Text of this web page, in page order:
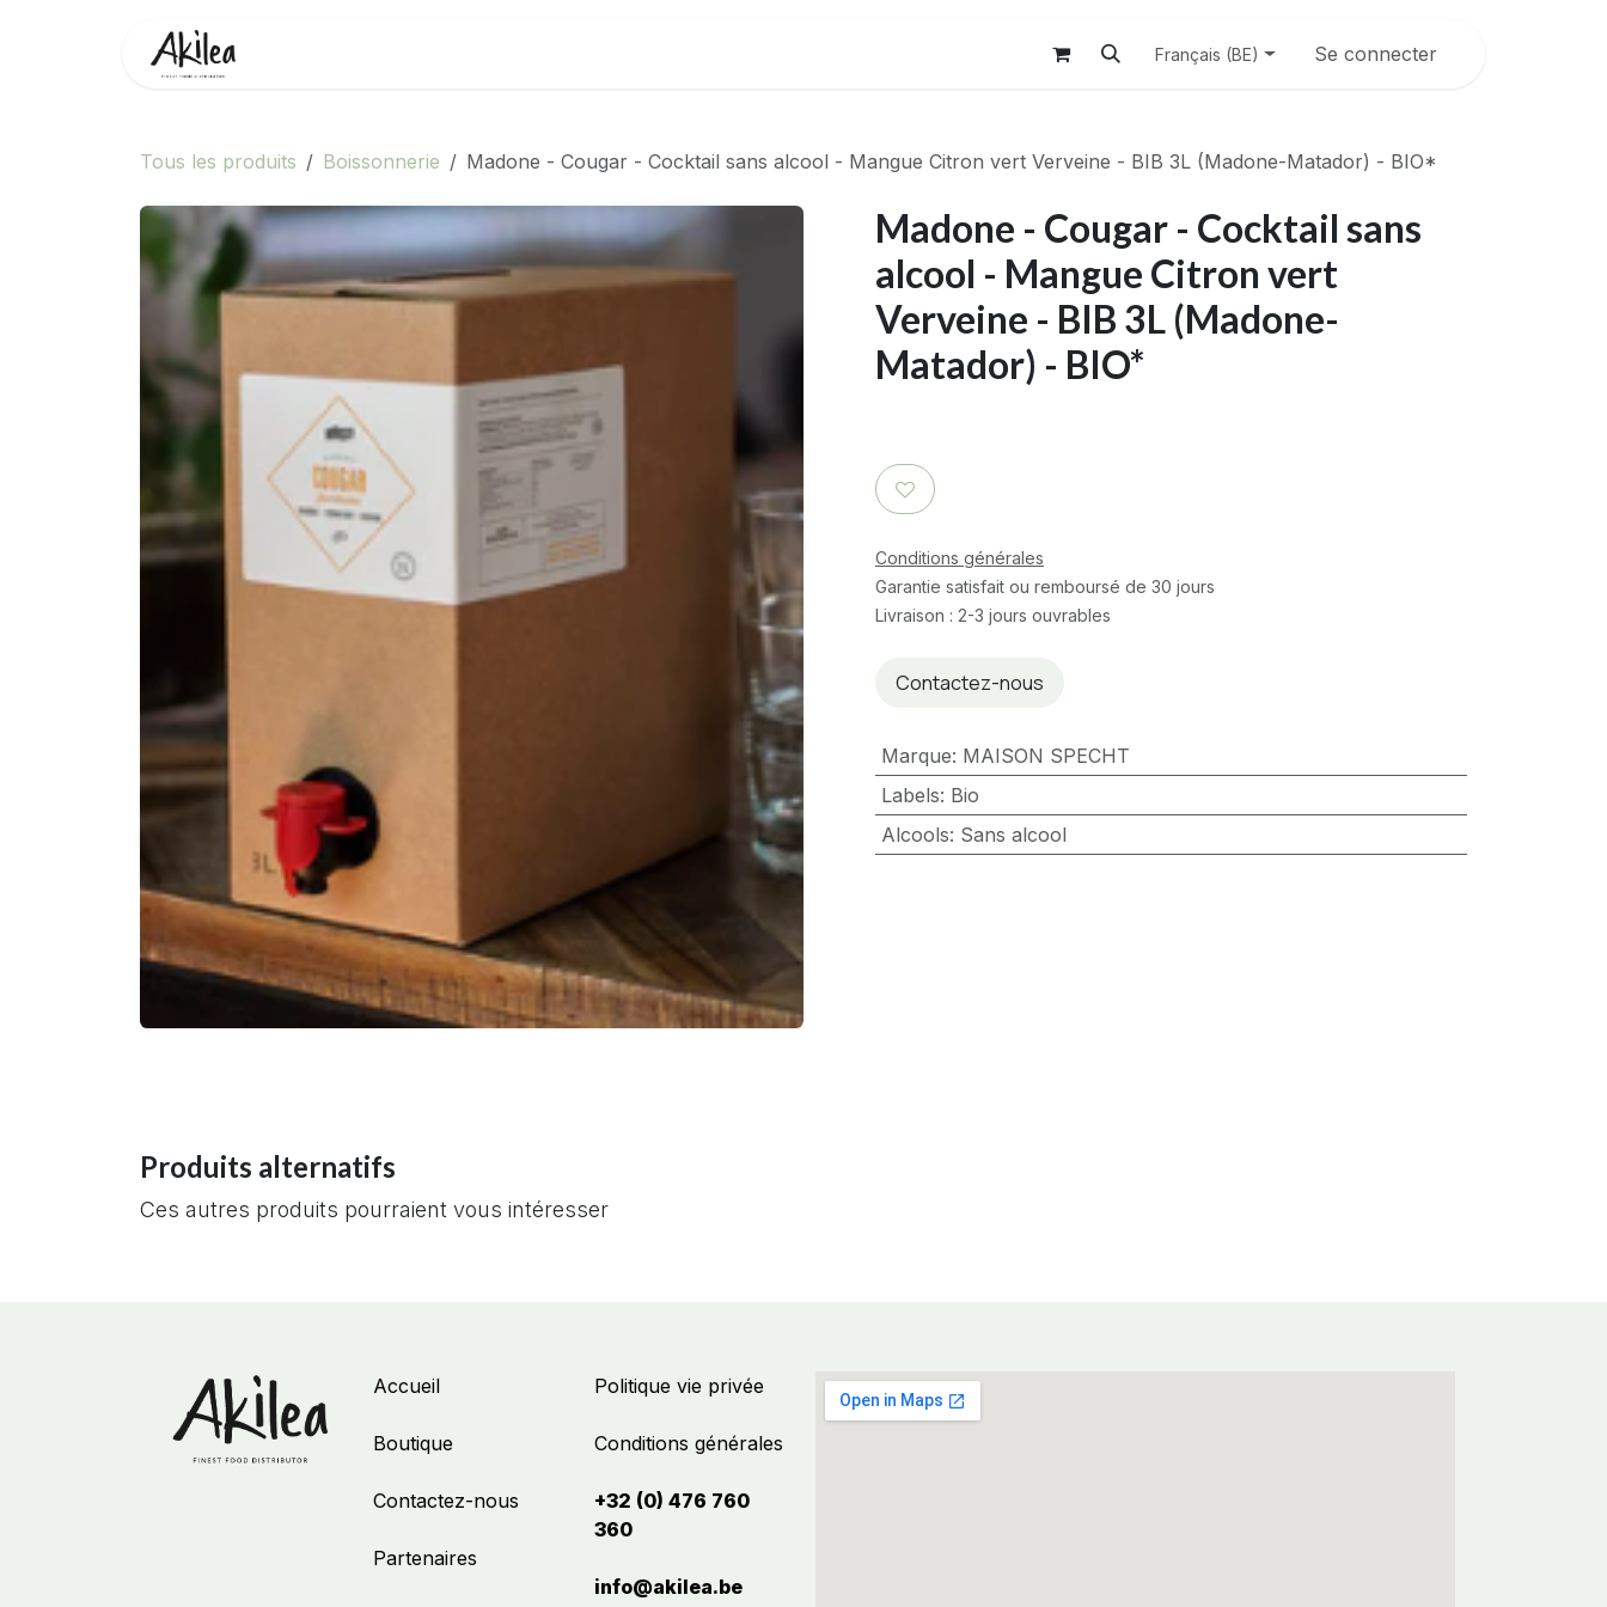
Français (BE) Se connecter
Tous les produits Boissonnerie Madone - Cougar - Cocktail sans alcool - Mangue Citron vert Verveine - BIB 3L (Madone-Matador) - BIO*
Madone - Cougar - Cocktail sans
alcool - Mangue Citron vert
Verveine - BIB 3L (Madone-
Matador) - BIO*
Conditions générales
Garantie satisfait ou remboursé de 30 jours
Livraison : 2-3 jours ouvrables
Contactez-nous
Marque: MAISON SPECHT
Labels: Bio
Alcools: Sans alcool
Produits alternatifs
Ces autres produits pourraient vous intéresser
Politique vie privée
Conditions générales
+32 (0) 476 760
360
info@akilea.be​
Accueil
Boutique
Contactez-nous
Partenaires